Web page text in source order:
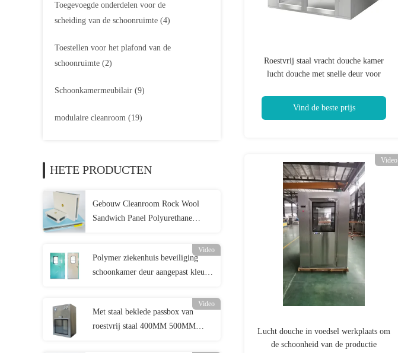
Toegevoegde onderdelen voor de
scheiding van de schoonruimte (4)
Toestellen voor het plafond van de
schoonruimte (2)
Schoonkamermeubilair (9)
modulaire cleanroom (19)
HETE PRODUCTEN
Gebouw Cleanroom Rock Wool
Sandwich Panel Polyurethane
Video
Polymer ziekenhuis beveiliging
schoonkamer deur aangepast kleur
Video
Met staal beklede passbox van
roestvrij staal 400MM 500MM
Roestvrij staal vracht douche kamer
lucht douche met snelle deur voor
Vind de beste prijs
Video
Lucht douche in voedsel werkplaats om
de schoonheid van de productie